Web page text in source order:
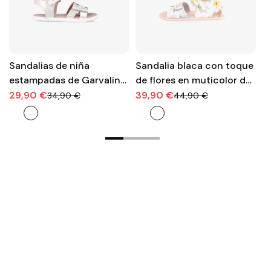
Sandalias de niña
estampadas de Garvalin
con velcro delantero
29,90 €34,90 €
Sandalia blaca con toque
de flores en muticolor de
Blanditos para niña |
Libertad para explorar
con dulzura
39,90 €44,90 €